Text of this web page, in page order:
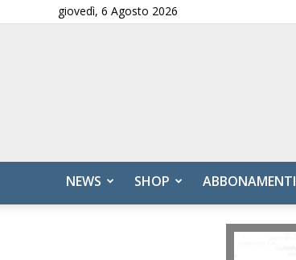
giovedì, 6 Agosto 2026
NEWS SHOP ABBONAMENTI